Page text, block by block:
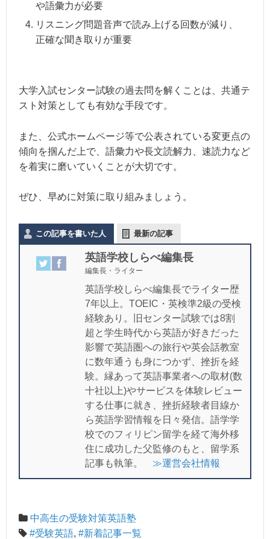
や語彙力が必要
リスニング問題音声で読み上げる回数が減り、
正確な聞き取りが重要
大学入試センター試験の過去問を解くことは、共通テ
スト対策としても有効な手段です。
また、公式ホームページ等で公表されている変更点の
傾向を掴んだ上で、語彙力や長文読解力、速読力など
を着実に磨いていくことが大切です。
ぜひ、早めに対策に取り組みましょう。
この記事を書いた人 最新の記事
英語学校しらべ編集長
編集長・ライター
英語学校しらべ編集長でライター歴
7年以上。TOEIC・英検準2級の受検
経験あり。旧センター試験では8割
超と学生時代から英語が好きだった
影響で英語圏への旅行や英会話教室
に数年通うも身につかず、挫折を経
験。縁あって英語事業者への取材(数
十社以上)やサービスを体験レビュー
する仕事に就き、挫折経験者目線か
ら英語学習情報を日々発信。語学学
校でのフィリピン留学を経て海外移
住に成功した父監修のもと、留学系
記事も執筆。 ≫運営会社情報
中高生の受験対策英語塾
#受験英語, #新着記事一覧